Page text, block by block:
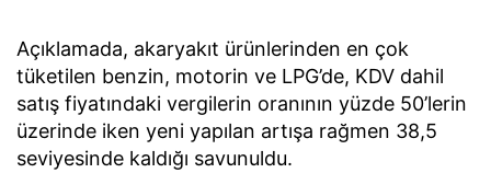
Açıklamada, akaryakıt ürünlerinden en çok
tüketilen benzin, motorin ve LPG’de, KDV dahil
satış fiyatındaki vergilerin oranının yüzde 50’lerin
üzerinde iken yeni yapılan artışa rağmen 38,5
seviyesinde kaldığı savunuldu.